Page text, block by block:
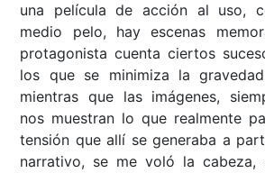
una película de acción al uso,
medio pelo, hay escenas
protagonista cuenta ciertos
los que se minimiza la
mientras que las imágenes,
nos muestran lo que realmente
tensión que allí se generaba a
narrativo, se me voló la cabeza,